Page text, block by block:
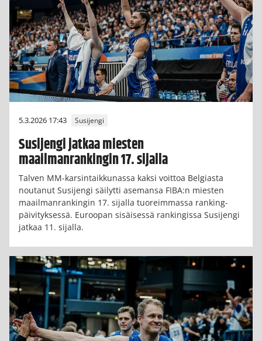
5.3.2026 17:43 Susijengi
Susijengi jatkaa miesten
maailmanrankingin 17. sijalla
Talven MM-karsintaikkunassa kaksi voittoa Belgiasta
noutanut Susijengi säilytti asemansa FIBA:n miesten
maailmanrankingin 17. sijalla tuoreimmassa ranking-
päivityksessä. Euroopan sisäisessä rankingissa Susijengi
jatkaa 11. sijalla.